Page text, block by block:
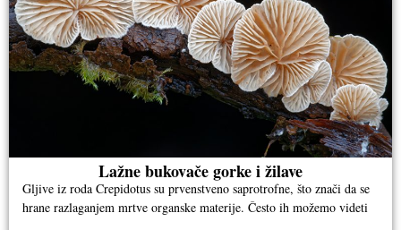
Lažne bukovače gorke i žilave
Gljive iz roda Crepidotus su prvenstveno saprotrofne, što znači da se
hrane razlaganjem mrtve organske materije. Često ih možemo videti